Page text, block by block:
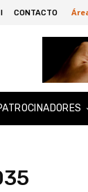
I CONTACTO